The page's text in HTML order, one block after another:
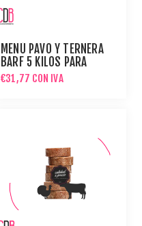
MENÚ PAVO Y TERNERA
BARF 5 KILOS PARA
GATOS
€31,77 CON IVA